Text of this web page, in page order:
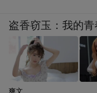
盗香窃玉：我的
爽文